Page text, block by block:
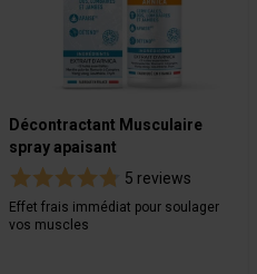
Décontractant Musculaire
spray apaisant
5 reviews
Effet frais immédiat pour soulager
vos muscles